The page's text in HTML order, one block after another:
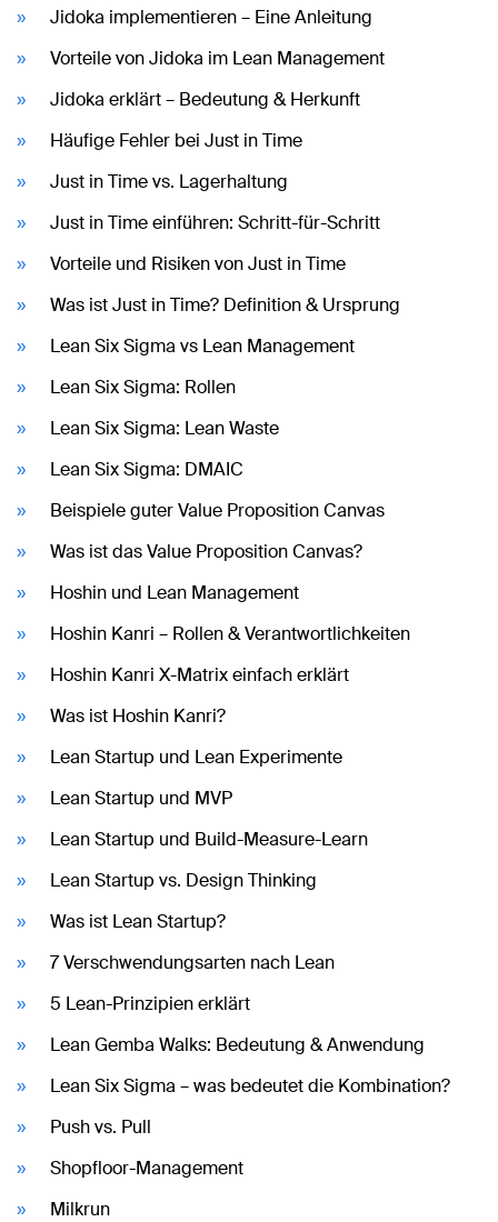
Jidoka implementieren – Eine Anleitung
Vorteile von Jidoka im Lean Management
Jidoka erklärt – Bedeutung & Herkunft
Häufige Fehler bei Just in Time
Just in Time vs. Lagerhaltung
Just in Time einführen: Schritt-für-Schritt
Vorteile und Risiken von Just in Time
Was ist Just in Time? Definition & Ursprung
Lean Six Sigma vs Lean Management
Lean Six Sigma: Rollen
Lean Six Sigma: Lean Waste
Lean Six Sigma: DMAIC
Beispiele guter Value Proposition Canvas
Was ist das Value Proposition Canvas?
Hoshin und Lean Management
Hoshin Kanri – Rollen & Verantwortlichkeiten
Hoshin Kanri X-Matrix einfach erklärt
Was ist Hoshin Kanri?
Lean Startup und Lean Experimente
Lean Startup und MVP
Lean Startup und Build-Measure-Learn
Lean Startup vs. Design Thinking
Was ist Lean Startup?
7 Verschwendungsarten nach Lean
5 Lean-Prinzipien erklärt
Lean Gemba Walks: Bedeutung & Anwendung
Lean Six Sigma – was bedeutet die Kombination?
Push vs. Pull
Shopfloor-Management
Milkrun